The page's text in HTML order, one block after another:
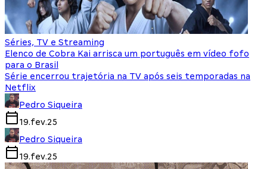
Séries, TV e Streaming
Elenco de Cobra Kai arrisca um português em vídeo fofo
para o Brasil
Série encerrou trajetória na TV após seis temporadas na
Netflix
Pedro Siqueira
19.fev.25
Pedro Siqueira
19.fev.25